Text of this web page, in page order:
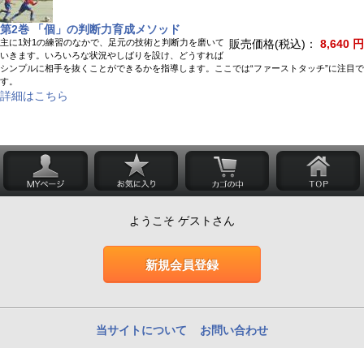
第2巻 「個」の判断力育成メソッド
販売価格(税込)：
8,640 円
主に1対1の練習のなかで、足元の技術と判断力を磨いて
いきます。いろいろな状況やしばりを設け、どうすれば
シンプルに相手を抜くことができるかを指導します。ここでは“ファーストタッチ”に注目で
す。
詳細はこちら
ようこそ ゲストさん
新規会員登録
当サイトについて お問い合わせ